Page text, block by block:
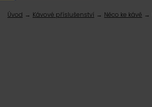
Úvod Kávové příslušenství Něco ke kávě